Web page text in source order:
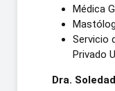
Médica
Servicio
Privado
Dra.